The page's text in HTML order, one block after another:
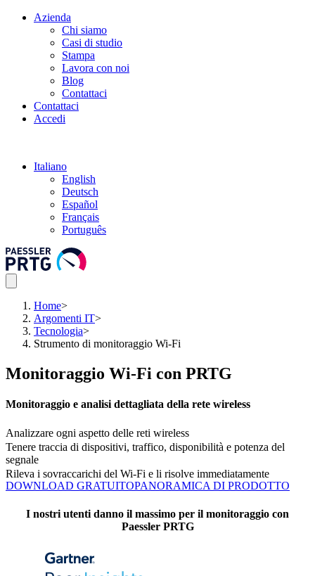
Azienda
Chi siamo
Casi di studio
Stampa
Lavora con noi
Blog
Contattaci
Contattaci
Accedi
Italiano
English
Deutsch
Español
Français
Português
Home>
Argomenti IT>
Tecnologia>
Strumento di monitoraggio Wi-Fi
Monitoraggio Wi-Fi con PRTG
Monitoraggio e analisi dettagliata della rete wireless
Analizzare ogni aspetto delle reti wireless
Tenere traccia di dispositivi, traffico, disponibilità e potenza del
segnale
Rileva i sovraccarichi del Wi-Fi e li risolve immediatamente
DOWNLOAD GRATUITOPANORAMICA DI PRODOTTO
I nostri utenti danno il massimo per il monitoraggio con
Paessler PRTG